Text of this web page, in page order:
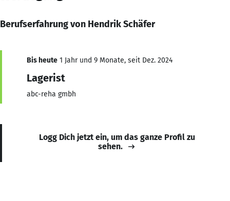
Berufserfahrung von Hendrik Schäfer
Bis heute 1 Jahr und 9 Monate, seit Dez. 2024
Lagerist
abc-reha gmbh
Logg Dich jetzt ein, um das ganze Profil zu
sehen.